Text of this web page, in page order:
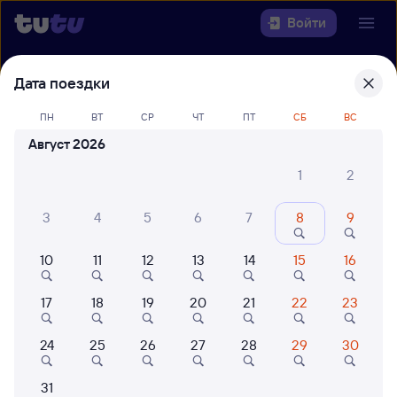
Войти
Выберите день, чтобы найти
билеты Карталы-1 — Оренбург
22 года работаем для вас
Когда
Кто едет
Найти поезда
Дата поездки
ПН ВТ СР ЧТ ПТ СБ ВС
Август 2026
1
2
3 4 5 6 7 8 9
10 11 12 13 14 15 16
17 18 19 20 21 22 23
24 25 26 27 28 29 30
31